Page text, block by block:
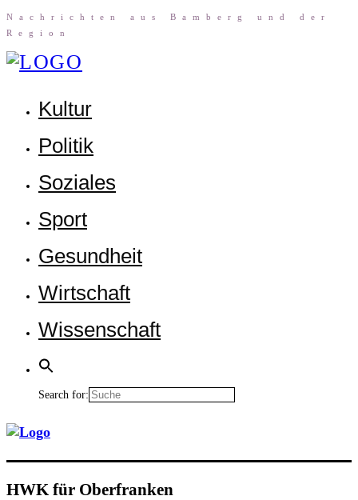
Nach­rich­ten aus Bam­berg und der
Region
Kul­tur
Poli­tik
Sozia­les
Sport
Gesund­heit
Wirt­schaft
Wis­sen­schaft
Search for:
HWK für Oberfranken